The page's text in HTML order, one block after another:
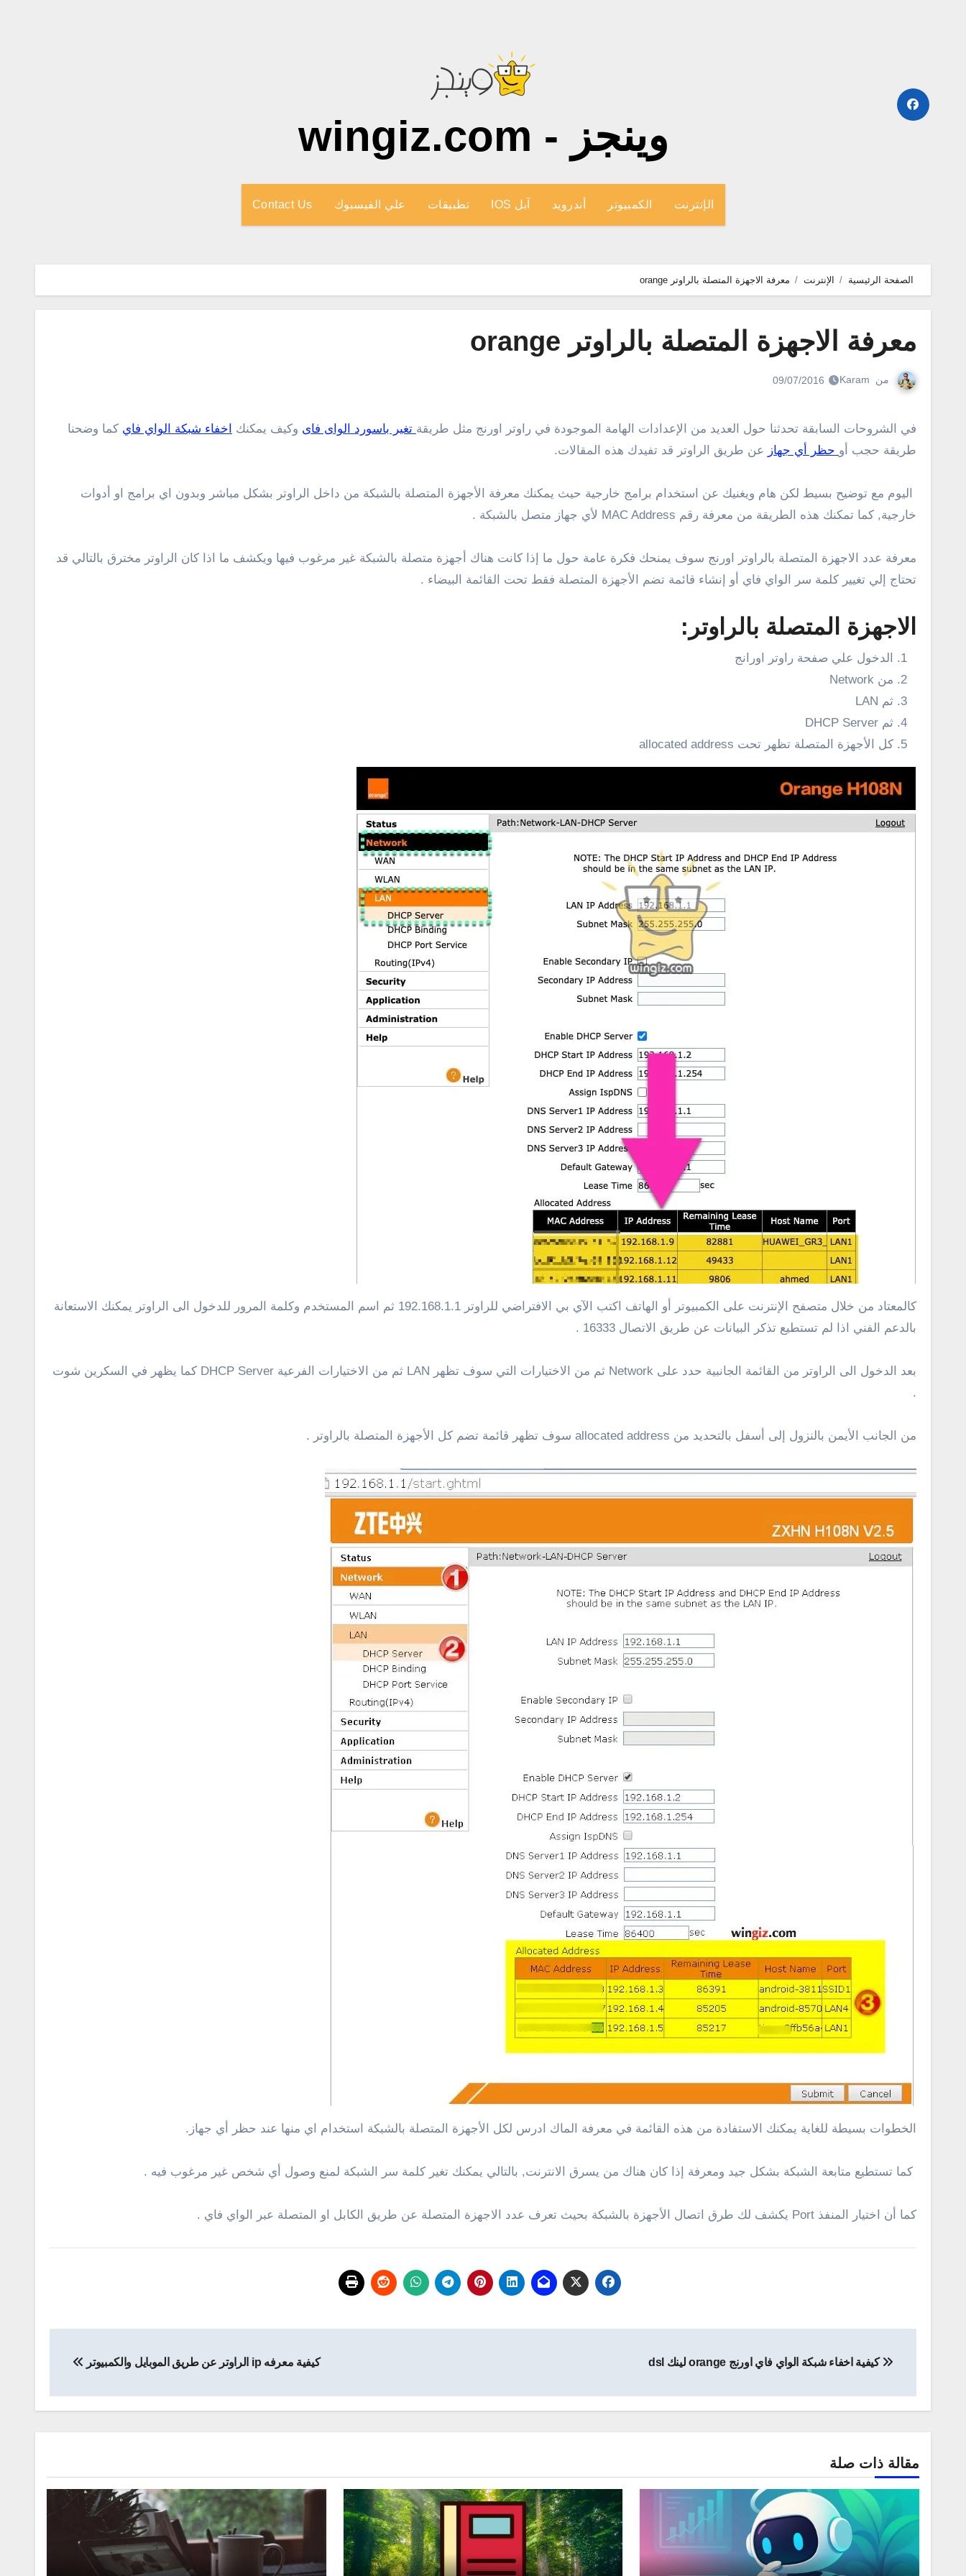
وينجز - wingiz.com
الإنترنت الكمبيوتر أندرويد آبل IOS تطبيقات علي الفيسبوك Contact Us
الصفحة الرئيسية الإنترنت معرفة الاجهزة المتصلة بالراوتر orange
معرفة الاجهزة المتصلة بالراوتر orange
من Karam
09/07/2016
في الشروحات السابقة تحدثنا حول العديد من الإعدادات الهامة الموجودة في راوتر اورنج مثل طريقة تغير باسورد الواى فاى وكيف يمكنك اخفاء شبكة الواي فاي كما وضحنا
طريقة حجب أو حظر أي جهاز عن طريق الراوتر قد تفيدك هذه المقالات.
اليوم مع توضيح بسيط لكن هام ويغنيك عن استخدام برامج خارجية حيث يمكنك معرفة الأجهزة المتصلة بالشبكة من داخل الراوتر بشكل مباشر وبدون اي برامج او أدوات
خارجية, كما تمكنك هذه الطريقة من معرفة رقم MAC Address لأي جهاز متصل بالشبكة .
معرفة عدد الاجهزة المتصلة بالراوتر اورنج سوف يمنحك فكرة عامة حول ما إذا كانت هناك أجهزة متصلة بالشبكة غير مرغوب فيها ويكشف ما اذا كان الراوتر مخترق بالتالي قد
تحتاج إلي تغيير كلمة سر الواي فاي أو إنشاء قائمة تضم الأجهزة المتصلة فقط تحت القائمة البيضاء .
الاجهزة المتصلة بالراوتر:
الدخول علي صفحة راوتر اورانج
من Network
ثم LAN
ثم DHCP Server
كل الأجهزة المتصلة تظهر تحت allocated address
كالمعتاد من خلال متصفح الإنترنت على الكمبيوتر أو الهاتف اكتب الآي بي الافتراضي للراوتر 192.168.1.1 ثم اسم المستخدم وكلمة المرور للدخول الى الراوتر يمكنك الاستعانة
بالدعم الفني اذا لم تستطيع تذكر البيانات عن طريق الاتصال 16333 .
بعد الدخول الى الراوتر من القائمة الجانبية حدد على Network ثم من الاختيارات التي سوف تظهر LAN ثم من الاختيارات الفرعية DHCP Server كما يظهر في السكرين شوت
.
من الجانب الأيمن بالنزول إلى أسفل بالتحديد من allocated address سوف تظهر قائمة تضم كل الأجهزة المتصلة بالراوتر .
الخطوات بسيطة للغاية يمكنك الاستفادة من هذه القائمة في معرفة الماك ادرس لكل الأجهزة المتصلة بالشبكة استخدام اي منها عند حظر أي جهاز.
كما تستطيع متابعة الشبكة بشكل جيد ومعرفة إذا كان هناك من يسرق الانترنت, بالتالي يمكنك تغير كلمة سر الشبكة لمنع وصول أي شخص غير مرغوب فيه .
كما أن اختيار المنفذ Port يكشف لك طرق اتصال الأجهزة بالشبكة بحيث تعرف عدد الاجهزة المتصلة عن طريق الكابل او المتصلة عبر الواي فاي .
المقالات
كيفية اخفاء شبكة الواي فاي اورنج orange لينك dsl كيفية معرفه ip الراوتر عن طريق الموبايل والكمبيوتر
مقالة ذات صلة